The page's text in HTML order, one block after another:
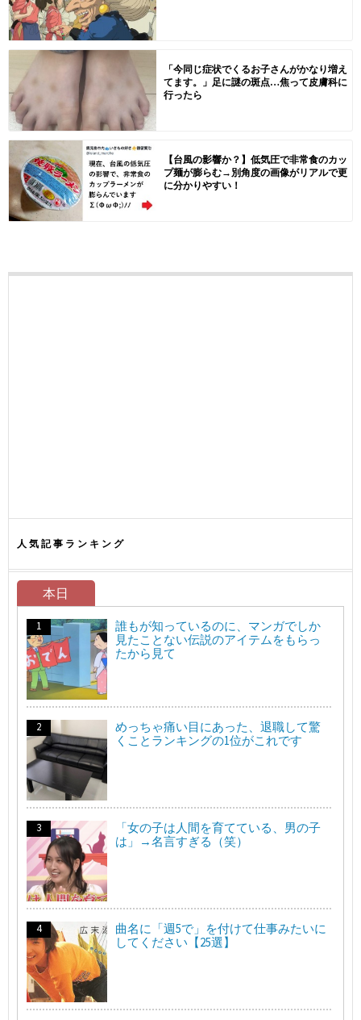
「今同じ症状でくるお子さんがかなり増え
てます。」足に謎の斑点…焦って皮膚科に
行ったら
【台風の影響か？】低気圧で非常食のカッ
プ麺が膨らむ→別角度の画像がリアルで更
に分かりやすい！
人気記事ランキング
本日
誰もが知っているのに、マンガでしか
見たことない伝説のアイテムをもらっ
たから見て
めっちゃ痛い目にあった、退職して驚
くことランキングの1位がこれです
「女の子は人間を育てている、男の子
は」→名言すぎる（笑）
曲名に「週5で」を付けて仕事みたいに
してください【25選】